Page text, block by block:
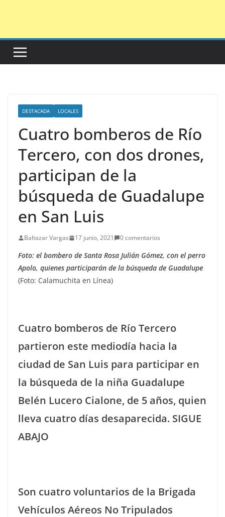
DESTACADA LOCALES
Cuatro bomberos de Río
Tercero, con dos drones,
participan de la
búsqueda de Guadalupe
en San Luis
Baltazar Vargas 17 junio, 2021 0 comentarios
Foto: el bombero de Santa Rosa Julián Gómez, con el perro
Apolo, quienes participarán de la búsqueda de Guadalupe
(Foto: Calamuchita en Línea)
Cuatro bomberos de Río Tercero
partieron este mediodía hacia la
ciudad de San Luis para participar en
la búsqueda de la niña Guadalupe
Belén Lucero Cialone, de 5 años, quien
lleva cuatro días desaparecida. SIGUE
ABAJO
Son cuatro voluntarios de la Brigada
Vehículos Aéreos No Tripulados